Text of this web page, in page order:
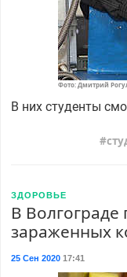
Фото: Дмитрий
В них студенты
ЗДОРОВЬЕ
В
зараженных
25 Сен 202017:41